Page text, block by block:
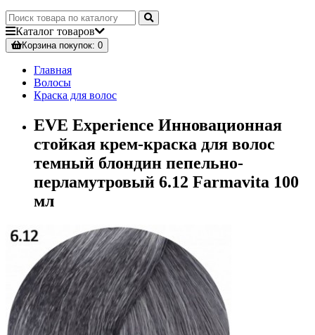
Каталог товаров
Корзинапокупок: 0
Главная
Волосы
Краска для волос
EVE Experience Инновационная
стойкая крем-краска для волос
темный блондин пепельно-
перламутровый 6.12 Farmavita 100
мл